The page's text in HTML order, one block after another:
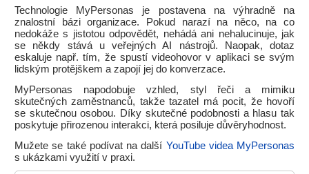
Technologie MyPersonas je postavena na výhradně na
znalostní bázi organizace. Pokud narazí na něco, na co
nedokáže s jistotou odpovědět, nehádá ani nehalucinuje, jak
se někdy stává u veřejných AI nástrojů. Naopak, dotaz
eskaluje např. tím, že spustí videohovor v aplikaci se svým
lidským protějškem a zapojí jej do konverzace.
MyPersonas napodobuje vzhled, styl řeči a mimiku
skutečných zaměstnanců, takže tazatel má pocit, že hovoří
se skutečnou osobou. Díky skutečné podobnosti a hlasu tak
poskytuje přirozenou interakci, která posiluje důvěryhodnost.
Mužete se také podívat na další YouTube videa MyPersonas
s ukázkami využití v praxi.